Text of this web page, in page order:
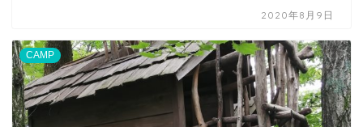
2020年8月9日
CAMP